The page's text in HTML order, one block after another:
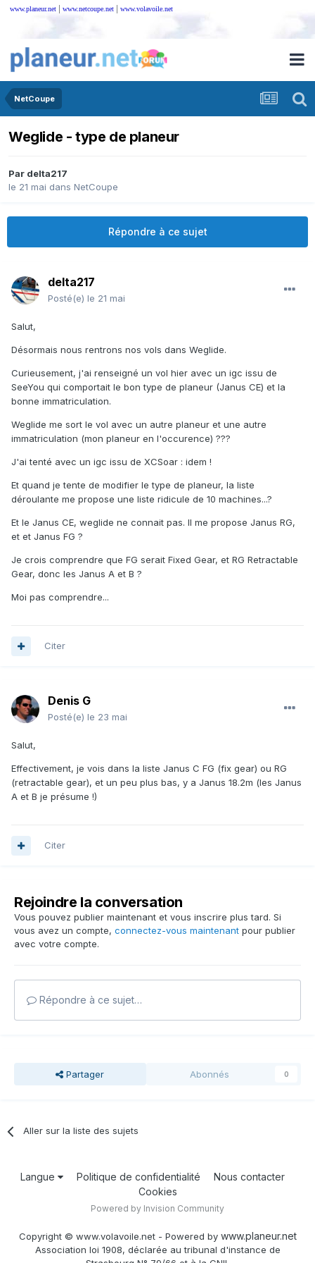
www.planeur.net | www.netcoupe.net | www.volavoile.net
NetCoupe
Weglide - type de planeur
Par delta217
le 21 mai dans NetCoupe
Répondre à ce sujet
delta217
Posté(e) le 21 mai
Salut,
Désormais nous rentrons nos vols dans Weglide.
Curieusement, j'ai renseigné un vol hier avec un igc issu de
SeeYou qui comportait le bon type de planeur (Janus CE) et la
bonne immatriculation.
Weglide me sort le vol avec un autre planeur et une autre
immatriculation (mon planeur en l'occurence) ???
J'ai tenté avec un igc issu de XCSoar : idem !
Et quand je tente de modifier le type de planeur, la liste
déroulante me propose une liste ridicule de 10 machines...?
Et le Janus CE, weglide ne connait pas. Il me propose Janus RG,
et et Janus FG ?
Je crois comprendre que FG serait Fixed Gear, et RG Retractable
Gear, donc les Janus A et B ?
Moi pas comprendre...
Citer
Denis G
Posté(e) le 23 mai
Salut,
Effectivement, je vois dans la liste Janus C FG (fix gear) ou RG
(retractable gear), et un peu plus bas, y a Janus 18.2m (les Janus
A et B je présume !)
Citer
Rejoindre la conversation
Vous pouvez publier maintenant et vous inscrire plus tard. Si
vous avez un compte, connectez-vous maintenant pour publier
avec votre compte.
Répondre à ce sujet…
Partager Abonnés 0
Aller sur la liste des sujets
Langue Politique de confidentialité
Nous contacter
Cookies
Powered by Invision Community
Copyright © www.volavoile.net - Powered by www.planeur.net
Association loi 1908, déclarée au tribunal d'instance de